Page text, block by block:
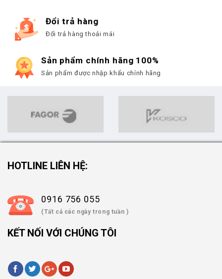
Đổi trả hàng
Đổi trả hàng thoải mái
Sản phẩm chính hãng 100%
Sản phẩm được nhập khẩu chính hãng
HOTLINE LIÊN HỆ:
0916 756 055
(Tất cả các ngày trong tuần )
KẾT NỐI VỚI CHÚNG TÔI